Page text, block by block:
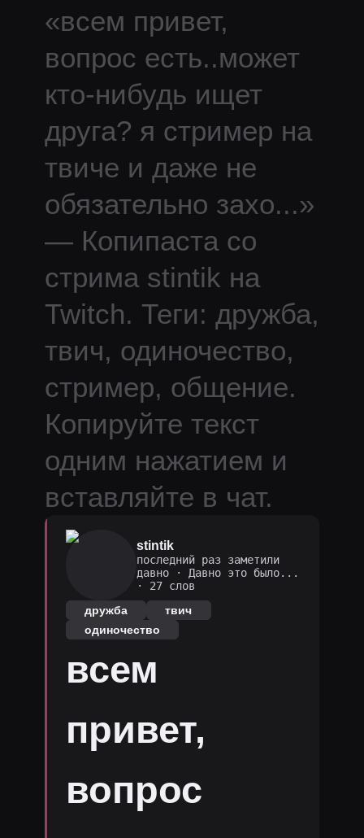
«всем привет,
вопрос есть..может
кто-нибудь ищет
друга? я стример на
твиче и даже не
обязательно захо...»
— Копипаста со
стрима stintik на
Twitch. Теги: дружба,
твич, одиночество,
стример, общение.
Копируйте текст
одним нажатием и
вставляйте в чат.
stintik
последний раз заметили
давно·
Давно это было...
· 27 слов
дружба
твич
одиночество
всем
привет,
вопрос